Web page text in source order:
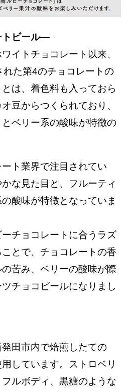
トビール―
イトチョコレート以来、
た第4のチョコレートの
は、着色料も入っておら
豆からつくられており、
ベリー系の酸味が特徴の
ト業界で注目されてい
な見た目と、フルーティ
酸味が特徴となっていま
チョコレートに合うラズ
とで、チョコレートの香
苦み、ベリーの酸味が際
チョコビールになりまし
田市内で焙煎したての
用しています。ストロベリ
ルボディ、黒糖のような